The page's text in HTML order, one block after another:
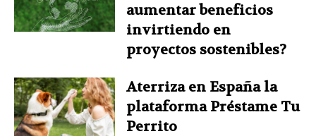
aumentar beneficios
invirtiendo en
proyectos sostenibles?
Aterriza en España la
plataforma Préstame Tu
Perrito